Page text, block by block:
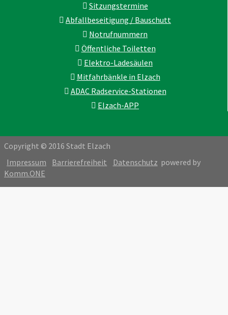
Sitzungstermine
Abfallbeseitigung / Bauschutt
Notrufnummern
Öffentliche Toiletten
Elektro-Ladesäulen
Mitfahrbänkle in Elzach
ADAC Radservice-Stationen
Elzach-APP
Copyright © 2016 Stadt Elzach
Impressum
Barrierefreiheit Datenschutz powered by
Komm.ONE